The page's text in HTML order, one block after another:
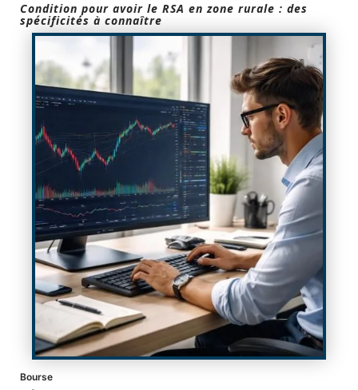
Condition pour avoir le RSA en zone rurale : des
spécificités à connaître
Bourse